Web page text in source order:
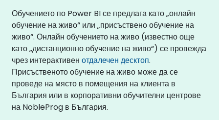
Обучението по Power BI се предлага като „онлайн
обучение на живо“ или „присъствено обучение на
живо“. Онлайн обучението на живо (известно още
като „дистанционно обучение на живо“) се провежда
чрез интерактивен отдалечен десктоп.
Присъственото обучение на живо може да се
проведе на място в помещения на клиента в
България или в корпоративни обучителни центрове
на NobleProg в България.